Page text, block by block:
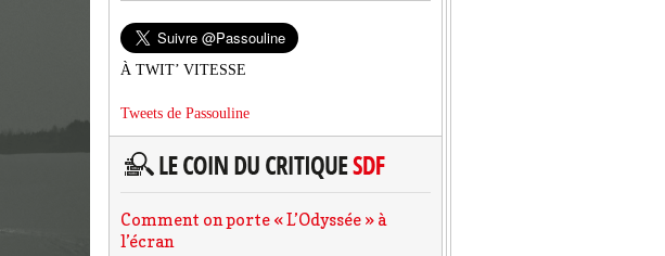
À TWIT’ VITESSE
Tweets de Passouline
Comment on porte « L’Odyssée » à
l’écran